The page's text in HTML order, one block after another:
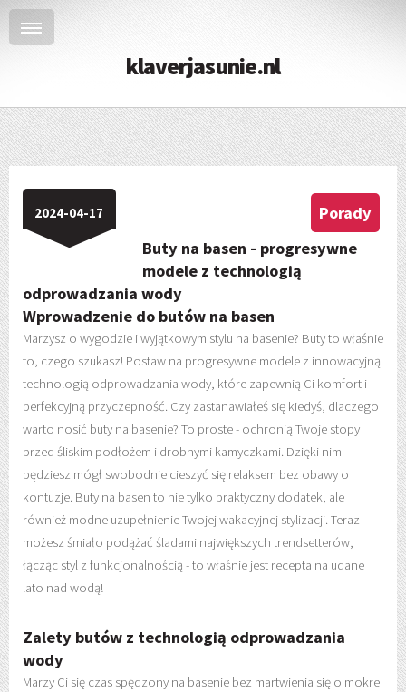
klaverjasunie.nl
Porady
2024-04-17
Buty na basen - progresywne
modele z technologią
odprowadzania wody
Wprowadzenie do butów na basen
Marzysz o wygodzie i wyjątkowym stylu na basenie? Buty to właśnie
to, czego szukasz! Postaw na progresywne modele z innowacyjną
technologią odprowadzania wody, które zapewnią Ci komfort i
perfekcyjną przyczepność. Czy zastanawiałeś się kiedyś, dlaczego
warto nosić buty na basenie? To proste - ochronią Twoje stopy
przed śliskim podłożem i drobnymi kamyczkami. Dzięki nim
będziesz mógł swobodnie cieszyć się relaksem bez obawy o
kontuzje. Buty na basen to nie tylko praktyczny dodatek, ale
również modne uzupełnienie Twojej wakacyjnej stylizacji. Teraz
możesz śmiało podążać śladami największych trendsetterów,
łącząc styl z funkcjonalnością - to właśnie jest recepta na udane
lato nad wodą!
Zalety butów z technologią odprowadzania
wody
Marzy Ci się czas spędzony na basenie bez martwienia się o mokre